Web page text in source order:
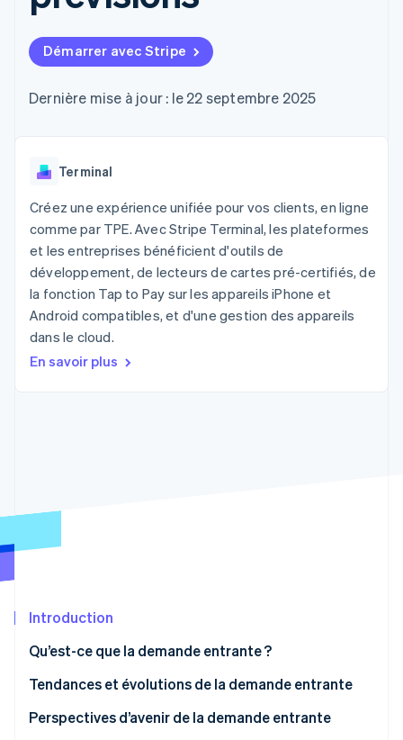
UI flexibles
paiement
Accès à plus
de 125
Paiements en
Authorization
Acceptation
Link
accélérés
Financial
Connections
Comptes
financiers
associés
Recognition
automatisée
Stripe Sigma
Rapports
Data Pipeline
des données
Élimination du carbone
Stripe Sessions 2026
Découvrez comment Stripe construit l’infrastructure
l’application
Gestion financière
Plateformes
Économie des
créateurs
Jeux
Hôtellerie, voyages et
loisirs
Assurance
Médias et
divertissements
Services aux
Gérer des
Proposer une
facturation à l'usage
bancaires adossées à
des stablecoins
services avec des
Ressources
Intégrations
d'applications
Exemples de code
Blog des développeurs
Feuille de route
Sessions : conférence
annuelle
Communiqués de
Contact
Contacter notre équipe
Devenir partenaire
Démarrer avec Stripe
Dernière mise à jour : le 22 septembre 2025
Terminal
Créez une expérience unifiée pour vos clients, en ligne
comme par TPE. Avec Stripe Terminal, les plateformes
et les entreprises bénéficient d'outils de
développement, de lecteurs de cartes pré-certifiés, de
la fonction Tap to Pay sur les appareils iPhone et
Android compatibles, et d'une gestion des appareils
dans le cloud.
En savoir plus
Introduction
Qu’est-ce que la demande entrante ?
Tendances et évolutions de la demande entrante
La campagne « Visit Japan »
Perspectives d’avenir de la demande entrante